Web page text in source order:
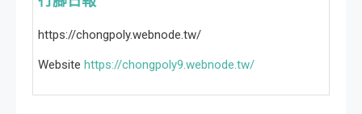
https://chongpoly.webnode.tw/
Website https://chongpoly9.webnode.tw/